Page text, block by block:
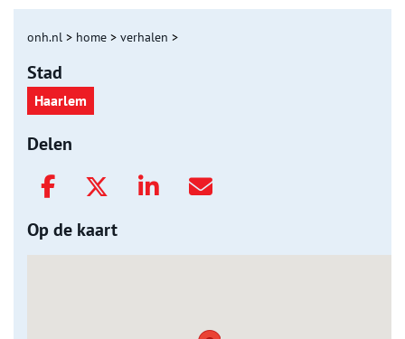
onh.nl > home > verhalen >
Stad
Haarlem
Delen
Op de kaart